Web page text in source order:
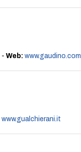
- Web: www.gaudino.com
www.gualchierani.it